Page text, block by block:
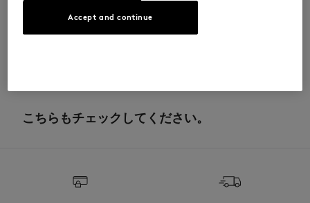
サイズガイドを見る
こちらもチェックしてください。
Accept and continue